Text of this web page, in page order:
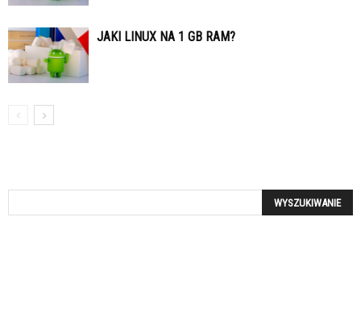
JAKI LINUX NA 1 GB RAM?